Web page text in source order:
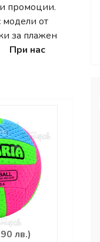
промоции.
модели от
за плажен
При нас
лв.)